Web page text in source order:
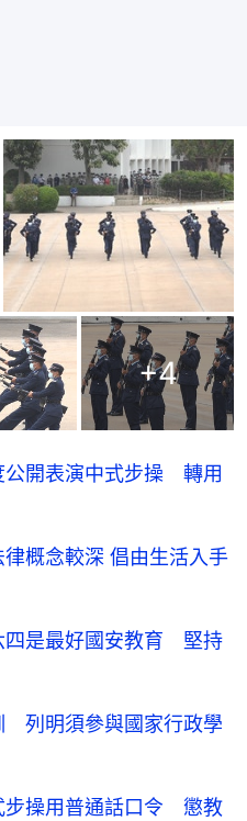
+4
公開表演中式步操 轉用
概念較深 倡由生活入手
四是最好國安教育 堅持
列明須參與國家行政學
步操用普通話口令 懲教